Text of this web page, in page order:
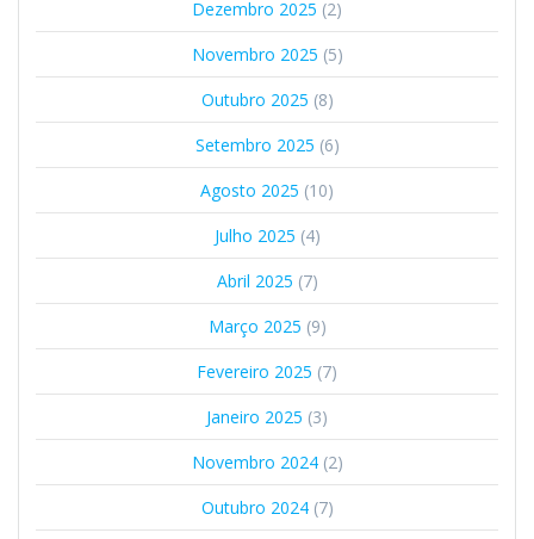
Dezembro 2025 (2)
Novembro 2025 (5)
Outubro 2025 (8)
Setembro 2025 (6)
Agosto 2025 (10)
Julho 2025 (4)
Abril 2025 (7)
Março 2025 (9)
Fevereiro 2025 (7)
Janeiro 2025 (3)
Novembro 2024(2)
Outubro 2024(7)